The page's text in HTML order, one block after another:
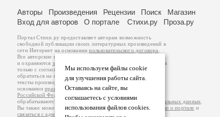
Мы используем файлы cookie
для улучшения работы сайта.
Оставаясь на сайте, вы
соглашаетесь с условиями
использования файлов cookies.
Авторы Произведения Рецензии Поиск
Магазин
Вход для авторов
О портале Стихи.ру Проза.ру
Портал Стихи.ру предоставляет авторам возможность
свободной публикации своих литературных произведений в
сети Интернет на основаниипользовательского договора
Все авторские права на произведения принадлежат авторам
и охраняются законом
. Перепечатка произведений возможна
только с согласия его автора, к которому вы можете
обратиться на его авторской странице. Ответственность за
тексты произведений авторы несут самостоятельно на
основанииправил публикацииизаконодательства
Российской Федерации
обрабатываются на основанииПолитики обработки персональных данных
Вы также можете посмотреть более подробнуюинформацию о портале и
связаться с администрацией